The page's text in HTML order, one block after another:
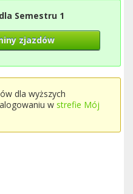
Semestru 1
zjazdów
dla wyższych
w strefie Mój